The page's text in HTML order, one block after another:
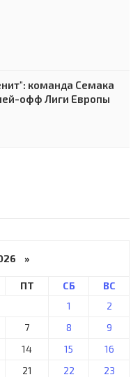
команда Семака
офф Лиги Европы
»
ПТ СБ
ВС
1
2
7 8
9
14 15
16
21 22
23